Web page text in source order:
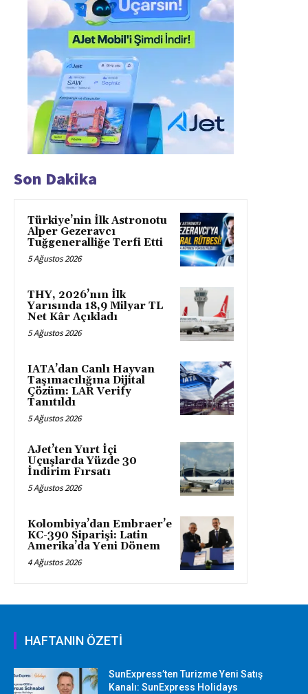
Son Dakika
Türkiye’nin İlk Astronotu
Alper Gezeravcı
Tuğgeneralliğe Terfi Etti
5 Ağustos 2026
THY, 2026’nın İlk
Yarısında 18,9 Milyar TL
Net Kâr Açıkladı
5 Ağustos 2026
IATA’dan Canlı Hayvan
Taşımacılığına Dijital
Çözüm: LAR Verify
Tanıtıldı
5 Ağustos 2026
AJet’ten Yurt İçi
Uçuşlarda Yüzde 30
İndirim Fırsatı
5 Ağustos 2026
Kolombiya’dan Embraer’e
KC-390 Siparişi: Latin
Amerika’da Yeni Dönem
4 Ağustos 2026
HAFTANIN ÖZETİ
SunExpress’ten Turizme Yeni Satış
Kanalı: SunExpress Holidays